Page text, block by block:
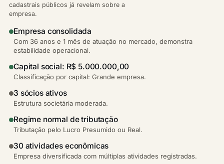
cadastrais públicos já revelam sobre a
empresa.
Empresa consolidada
Com 36 anos e 1 mês de atuação no mercado, demonstra
estabilidade operacional.
Capital social: R$ 5.000.000,00
Classificação por capital: Grande empresa.
3 sócios ativos
Estrutura societária moderada.
Regime normal de tributação
Tributação pelo Lucro Presumido ou Real.
30 atividades econômicas
Empresa diversificada com múltiplas atividades registradas.